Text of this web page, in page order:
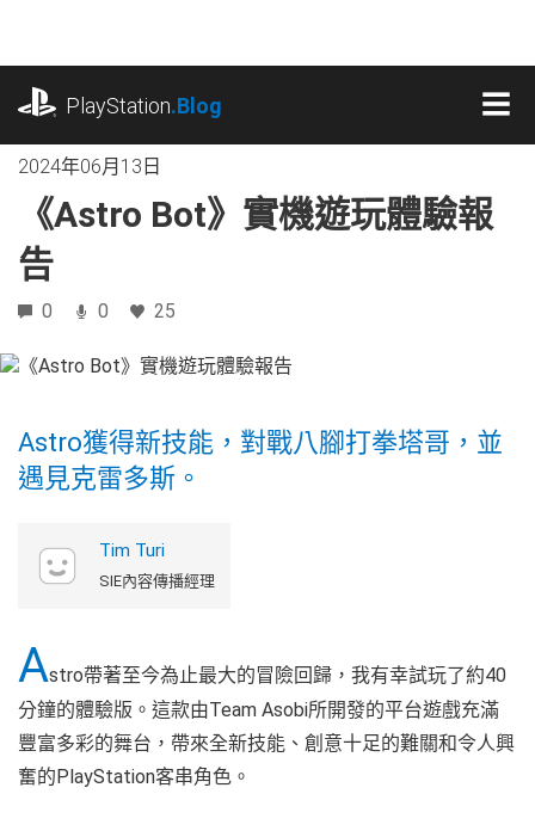
內
PlayStation.Blog
2024年06月13日
《Astro Bot》實機遊玩體驗報
告
0 0 25
Astro獲得新技能，對戰八腳打拳塔哥，並
遇見克雷多斯。
Tim Turi
SIE內容傳播經理
Astro帶著至今為止最大的冒險回歸，我有幸試玩了約40
分鐘的體驗版。這款由Team Asobi所開發的平台遊戲充滿
豐富多彩的舞台，帶來全新技能、創意十足的難關和令人興
奮的PlayStation客串角色。